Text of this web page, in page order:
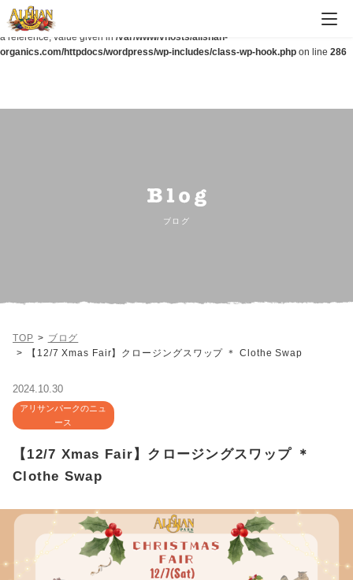
Warning: Parameter 2 to wp_hide_post_Public::query_posts_join() expected to be
a reference, value given in /var/www/vhosts/alishan-
organics.com/httpdocs/wordpress/wp-includes/class-wp-hook.php on line 286
ブログ
TOP
ブログ
【12/7 Xmas Fair】クロージングスワップ ＊ Clothe Swap
2024.10.30
アリサンパークのニュ
ース
【12/7 Xmas Fair】クロージングスワップ ＊
Clothe Swap